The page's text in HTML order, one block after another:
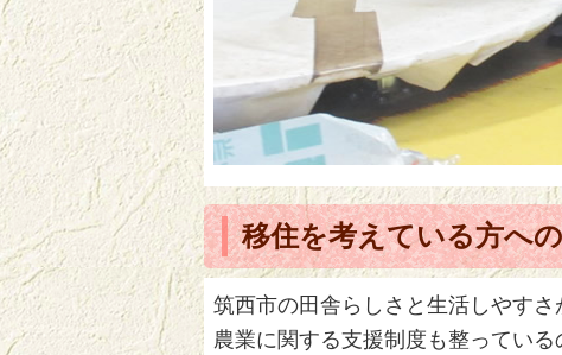
移住を考えている方へ
筑西市の田舎らしさと生活しやすさ
農業に関する支援制度も整ってい